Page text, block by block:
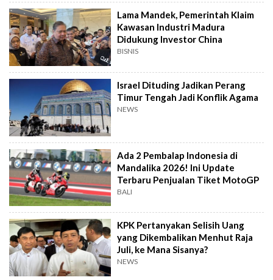
Lama Mandek, Pemerintah Klaim
Kawasan Industri Madura
Didukung Investor China
BISNIS
Israel Dituding Jadikan Perang
Timur Tengah Jadi Konflik Agama
NEWS
Ada 2 Pembalap Indonesia di
Mandalika 2026! Ini Update
Terbaru Penjualan Tiket MotoGP
BALI
KPK Pertanyakan Selisih Uang
yang Dikembalikan Menhut Raja
Juli, ke Mana Sisanya?
NEWS